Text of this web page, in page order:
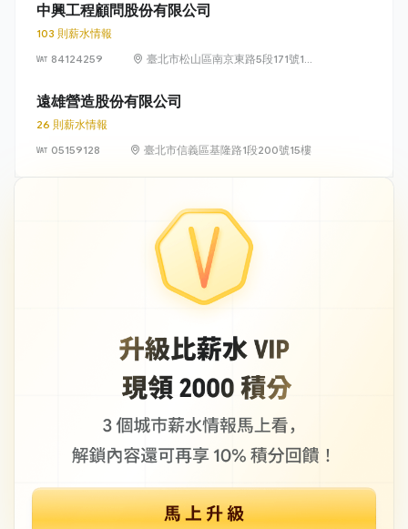
中興工程顧問股份有限公司
103 則薪水情報
84124259
臺北市松山區南京東路5段171號14
遠雄營造股份有限公司
26 則薪水情報
05159128
臺北市信義區基隆路1段200號15樓